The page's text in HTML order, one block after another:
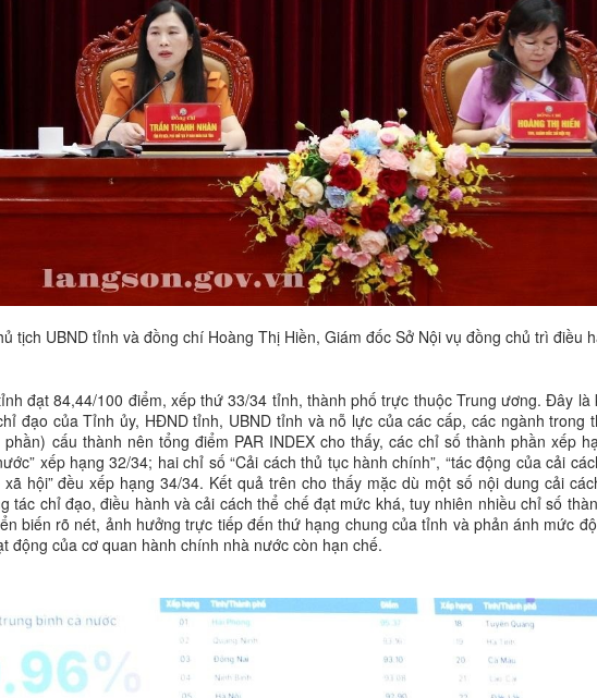
tịch UBND tỉnh và đồng chí Hoàng Thị Hiền, Giám đốc Sở Nội vụ đồng chủ trì điều
đạt 84,44/100 điểm, xếp thứ 33/34 tỉnh, thành phố trực thuộc Trung ương. Đây là
đạo của Tỉnh ủy, HĐND tỉnh, UBND tỉnh và nỗ lực của các cấp, các ngành trong
cấu thành nên tổng điểm PAR INDEX cho thấy, các chỉ số thành phần xếp
xếp hạng 32/34; hai chỉ số “Cải cách thủ tục hành chính”, “tác động của cải
hội” đều xếp hạng 34/34. Kết quả trên cho thấy mặc dù một số nội dung cải
tác chỉ đạo, điều hành và cải cách thể chế đạt mức khá, tuy nhiên nhiều chỉ số
biến rõ nét, ảnh hưởng trực tiếp đến thứ hạng chung của tỉnh và phản ánh mức
động của cơ quan hành chính nhà nước còn hạn chế.